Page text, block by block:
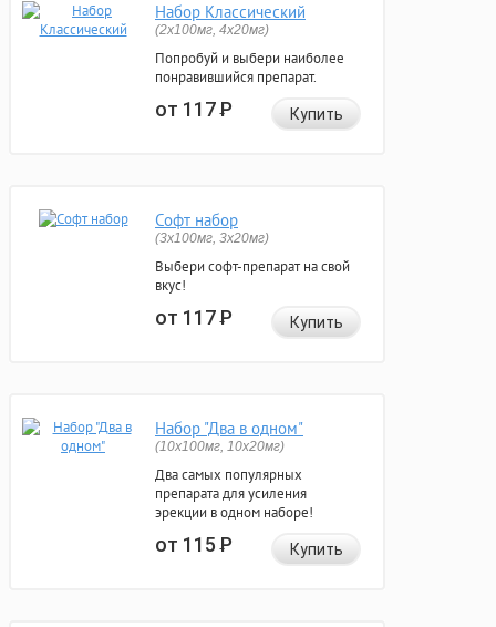
Набор Классический
(2x100мг, 4x20мг)
Попробуй и выбери наиболее
понравившийся препарат.
от 117Р Купить
Софт набор
(3x100мг, 3x20мг)
Выбери софт-препарат на свой
вкус!
от 117Р Купить
Набор "Два в одном"
(10x100мг, 10x20мг)
Два самых популярных
препарата для усиления
эрекции в одном наборе!
от 115Р Купить